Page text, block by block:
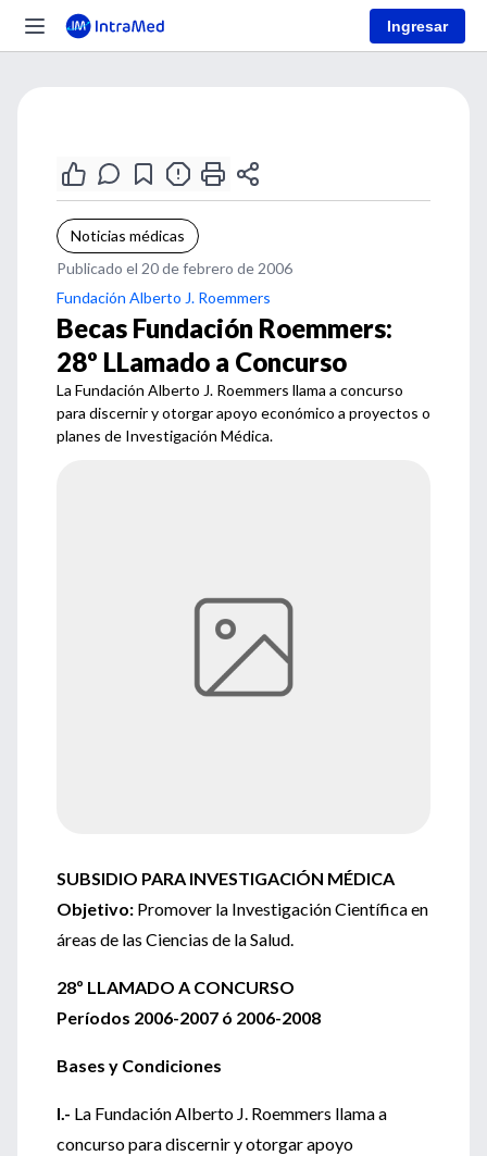
Ingresar
Noticias médicas
Publicado el 20 de febrero de 2006
Fundación Alberto J. Roemmers
Becas Fundación Roemmers:
28º LLamado a Concurso
La Fundación Alberto J. Roemmers llama a concurso
para discernir y otorgar apoyo económico a proyectos o
planes de Investigación Médica.
SUBSIDIO PARA INVESTIGACIÓN MÉDICA
Objetivo: Promover la Investigación Científica en
áreas de las Ciencias de la Salud.
28º LLAMADO A CONCURSO
Períodos 2006-2007 ó 2006-2008
Bases y Condiciones
I.- La Fundación Alberto J. Roemmers llama a
concurso para discernir y otorgar apoyo